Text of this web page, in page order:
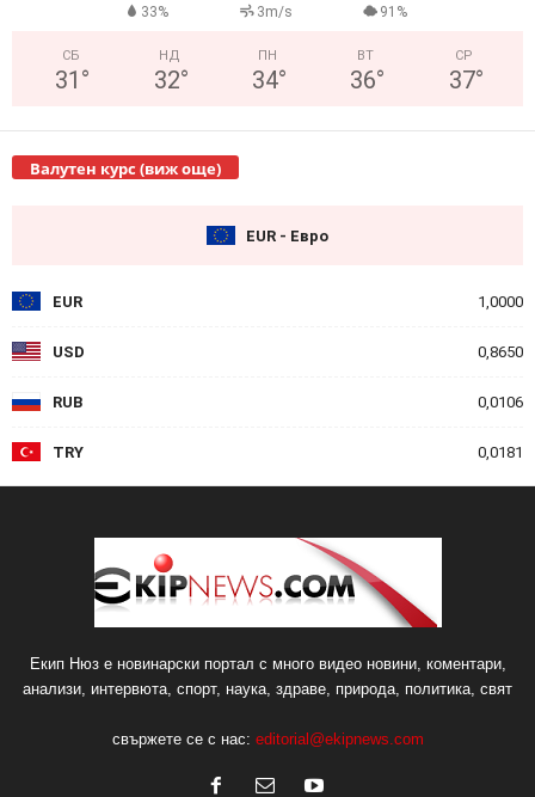
33% 3m/s 91%
СБ
31 °
НД
32°
ПН
34°
ВТ
36°
СР
37°
Валутен курс (виж още)
EUR - Евро
EUR 1,0000
USD 0,8650
RUB 0,0106
TRY 0,0181
Екип Нюз е новинарски портал с много видео новини, коментари,
анализи, интервюта, спорт, наука, здраве, природа, политика, свят
свържете се с нас: editorial@ekipnews.com